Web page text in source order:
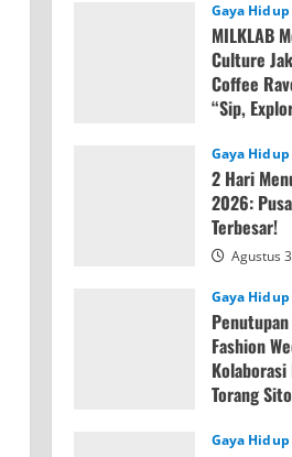
Gaya Hidup
MILKLAB
Culture
Coffee
“Sip,
Gaya Hidup
2 Hari
2026:
Terbesar!
Agustus
Gaya Hidup
Fashion
Torang
Gaya Hidup